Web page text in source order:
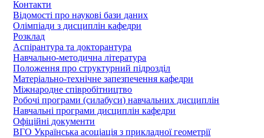
Контакти
Відомості про наукові бази даних
Олімпіади з дисциплін кафедри
Розклад
Аспірантура та докторантура
Навчально-методична література
Положення про структурний підрозділ
Матеріально-технічне запезпечення кафедри
Міжнародне співробітництво
Робочі програми (силабуси) навчальних дисциплін
Навчальні програми дисциплін кафедри
Офіційні документи
ВГО Українська асоціація з прикладної геометрії